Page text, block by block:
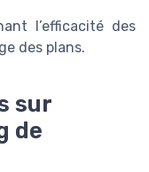
l’efficacité des
des plans.
sur
de